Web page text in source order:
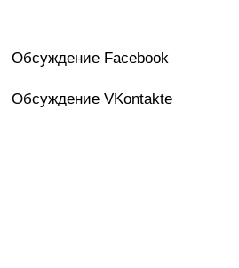
Обсуждение Facebook
Обсуждение VKontakte